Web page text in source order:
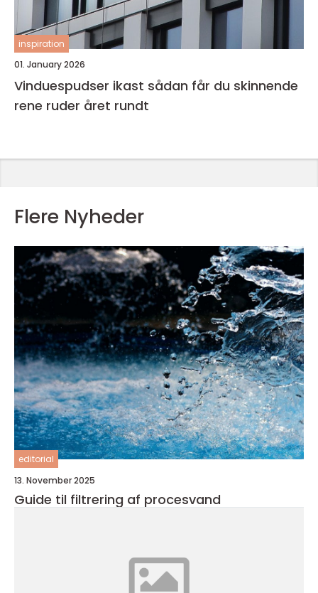
inspiration
01. January 2026
Vinduespudser ikast sådan får du skinnende
rene ruder året rundt
Flere Nyheder
editorial
13. November 2025
Guide til filtrering af procesvand